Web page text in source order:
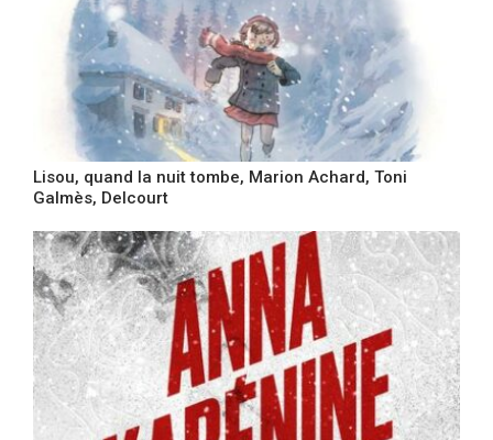
Lisou, quand la nuit tombe, Marion Achard, Toni
Galmès, Delcourt